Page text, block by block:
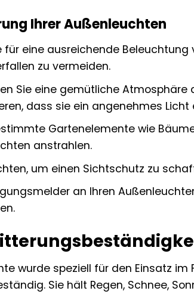
Ihrer Außenleuchten
für eine ausreichende
zu vermeiden.
Sie eine gemütliche Atmosphäre
dass sie ein angenehmes Licht
Gartenelemente wie
anstrahlen.
um einen Sichtschutz zu
an Ihren
wurde speziell für den Einsatz
Sie hält Regen, Schnee,